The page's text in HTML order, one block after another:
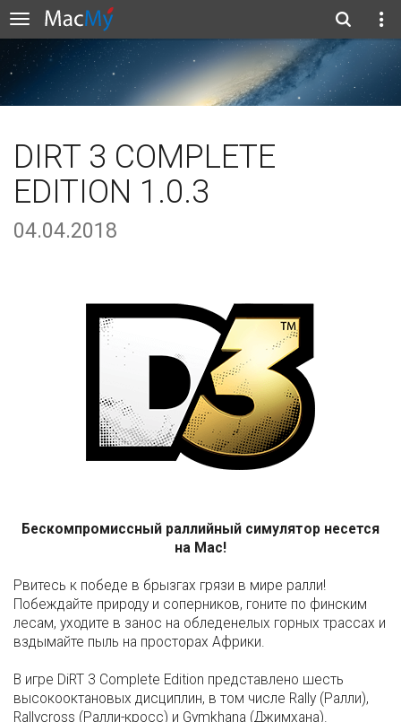
DIRT 3 COMPLETE
EDITION 1.0.3
04.04.2018
Бескомпромиссный раллийный симулятор несется
на Mac!
Рвитесь к победе в брызгах грязи в мире ралли!
Побеждайте природу и соперников, гоните по финским
лесам, уходите в занос на обледенелых горных трассах и
вздымайте пыль на просторах Африки.
В игре DiRT 3 Complete Edition представлено шесть
высокооктановых дисциплин, в том числе Rally (Ралли),
Rallycross (Ралли-кросс) и Gymkhana (Джимхана).